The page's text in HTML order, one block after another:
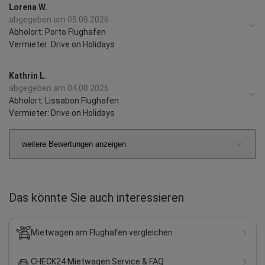
Lorena W.
abgegeben am 05.08.2026
Abholort: Porto Flughafen
Vermieter: Drive on Holidays
Kathrin L.
abgegeben am 04.08.2026
Abholort: Lissabon Flughafen
Vermieter: Drive on Holidays
Sven A.
abgegeben am 04.08.2026
abgegeben am 04.08.2026
Abholort: Faro Flughafen
weitere Bewertungen anzeigen
Das könnte Sie auch interessieren
Mietwagen am Flughafen vergleichen
CHECK24 Mietwagen Service & FAQ